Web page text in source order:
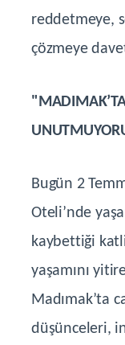
reddetmeye,
çözmeye
Bugün 2
Oteli’nde
kaybettiği
yaşamını
Madımak’ta
düşünceleri,